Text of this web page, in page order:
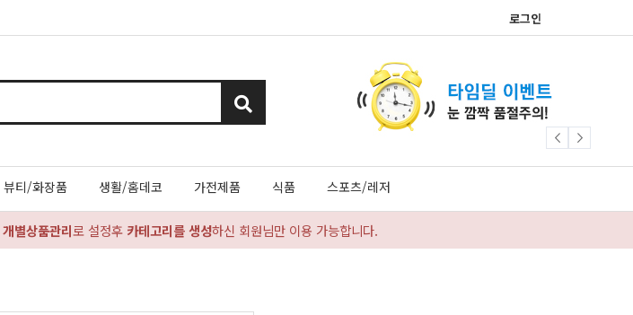
로그인
뷰티/화장품 생활/홈데코 가전제품 식품 스포츠/레저
개별상품관리로 설정후 카테고리를 생성하신 회원님만 이용 가능합니다.